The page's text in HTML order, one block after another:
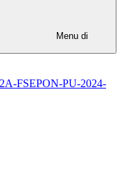
Menu di
FSEPON-PU-2024-